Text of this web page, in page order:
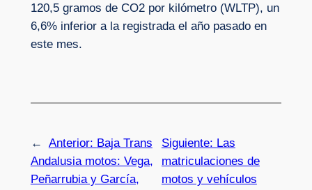
120,5 gramos de CO2 por kilómetro (WLTP), un
6,6% inferior a la registrada el año pasado en
este mes.
← Anterior: Baja Trans
Andalusia motos: Vega,
Peñarrubia y García,
Siguiente: Las
matriculaciones de
motos y vehículos